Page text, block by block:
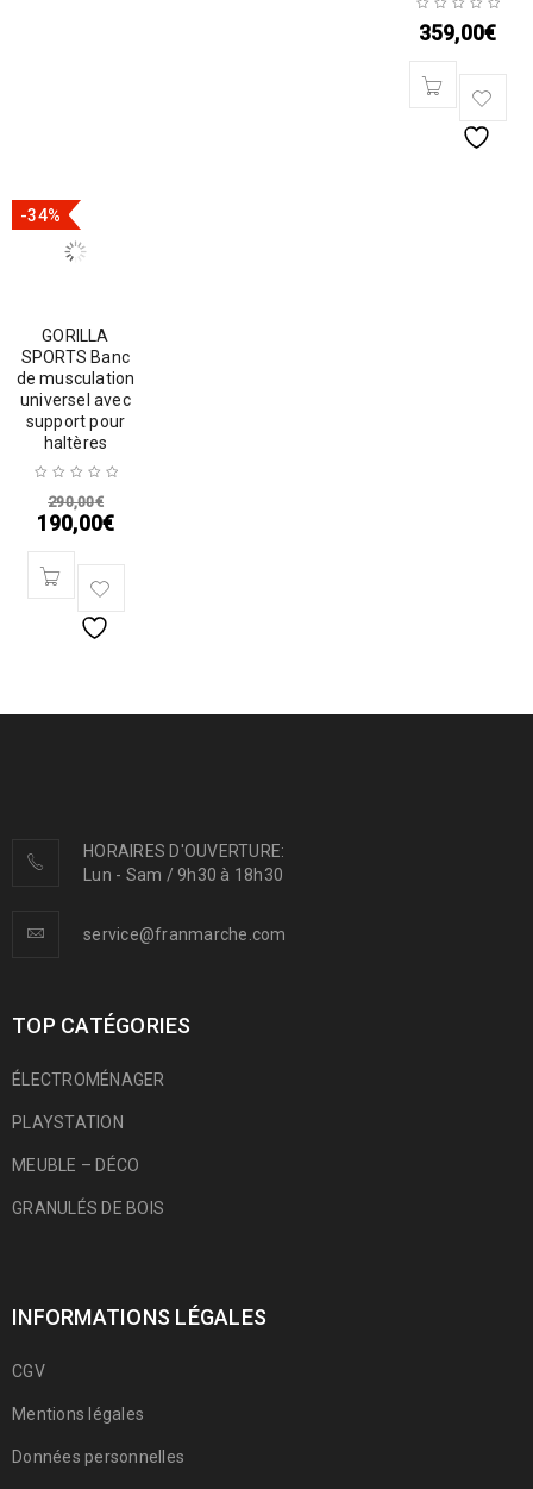
359,00€
-34%
GORILLA
SPORTS Banc
de musculation
universel avec
support pour
haltères
290,00€
190,00€
HORAIRES D'OUVERTURE:
Lun - Sam / 9h30 à 18h30
service@franmarche.com
TOP CATÉGORIES
ÉLECTROMÉNAGER
PLAYSTATION
MEUBLE – DÉCO
GRANULÉS DE BOIS
INFORMATIONS LÉGALES
CGV
Mentions légales
Données personnelles